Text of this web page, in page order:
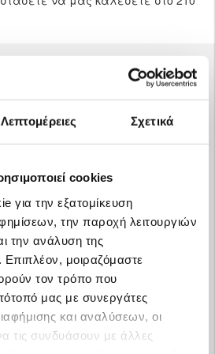
Λεπτομέρειες Σχετικά
cookies
για την εξατομίκευση
την παροχή λειτουργιών
την ανάλυση της
Επιπλέον, μοιραζόμαστε
τον τρόπο που
μας με συνεργάτες
και αναλύσεων, οι
τις συνδυάσουν με άλλες
210 3217895
για δωρεάν μελέτη και
προσφορά
Φωτοβολταικα